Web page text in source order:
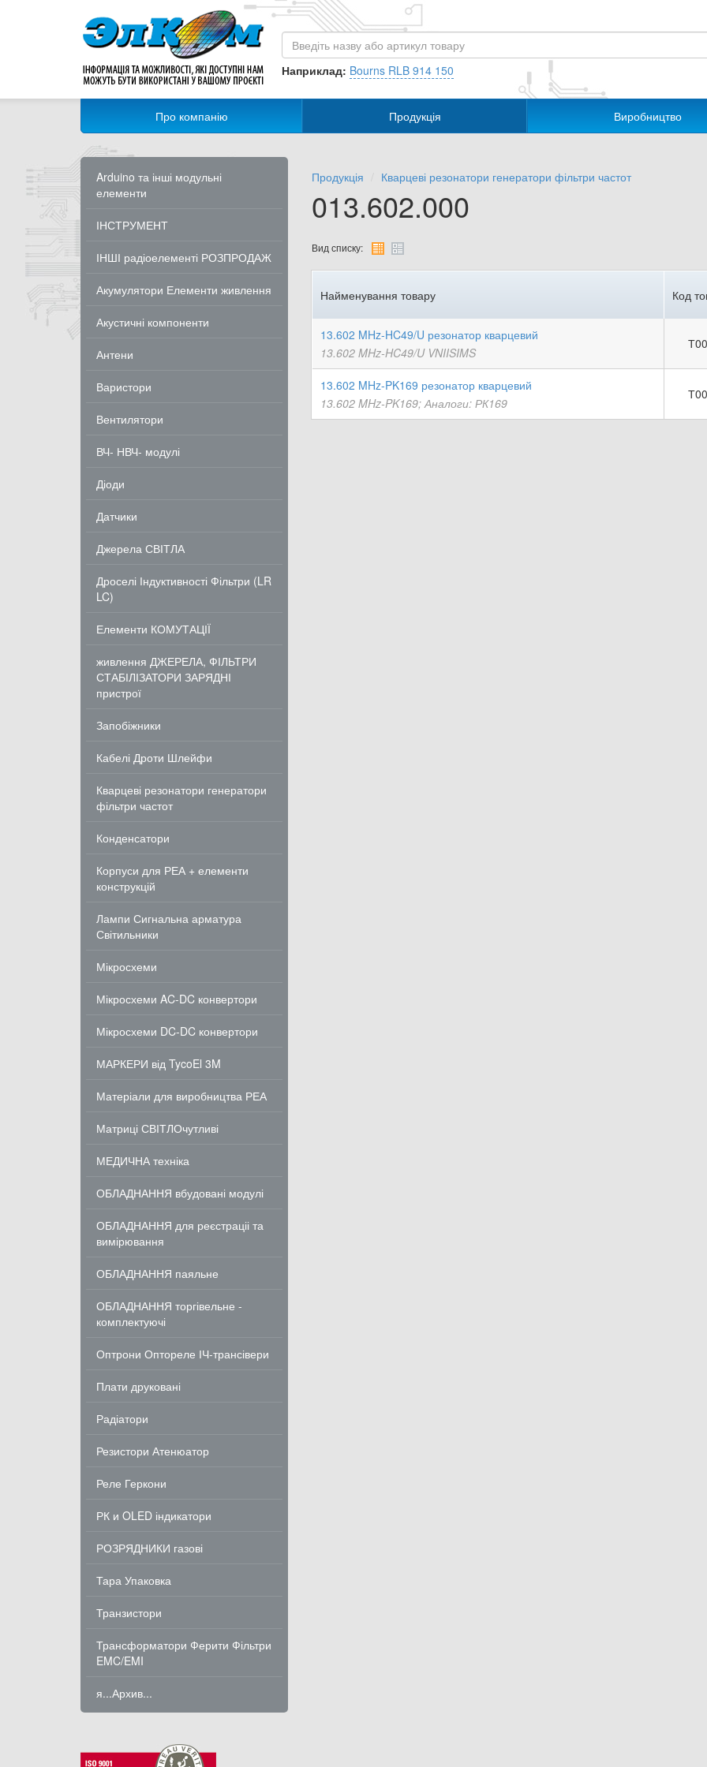
Наприклад: Bourns RLB 914 150
Про компанію Продукція Виробництво
Arduino та інші модульні
елементи
ІНСТРУМЕНТ
ІНШІ радіоелементі РОЗПРОДАЖ
Акумулятори Елементи живлення
Акустичні компоненти
Антени
Варистори
Вентилятори
ВЧ- НВЧ- модулі
Діоди
Датчики
Джерела СВІТЛА
Дроселі Індуктивності Фільтри (LR
LC)
Елементи КОМУТАЦІЇ
живлення ДЖЕРЕЛА, ФІЛЬТРИ
СТАБІЛІЗАТОРИ ЗАРЯДНІ
пристрої
Запобіжники
Кабелі Дроти Шлейфи
Кварцеві резонатори генератори
фільтри частот
Конденсатори
Корпуси для РЕА + елементи
конструкцій
Лампи Сигнальна арматура
Світильники
Мікросхеми
Мікросхеми AC-DC конвертори
Мікросхеми DC-DC конвертори
МАРКЕРИ від TycoEl 3M
Матеріали для виробництва РЕА
Матриці СВІТЛОчутливі
МЕДИЧНА техніка
ОБЛАДНАННЯ вбудовані модулі
ОБЛАДНАННЯ для реєстраціі та
вимірювання
ОБЛАДНАННЯ паяльне
ОБЛАДНАННЯ торгівельне -
комплектуючі
Оптрони Оптореле ІЧ-трансівери
Плати друковані
Радіатори
Резистори Атенюатор
Реле Геркони
РК и OLED індикатори
РОЗРЯДНИКИ газові
Тара Упаковка
Транзистори
Трансформатори Ферити Фільтри
EMC/EMI
я...Архив...
Продукція Кварцеві резонатори генератори фільтри частот
013.602.000
Вид списку:
Найменування товару Код
13.602 MHz-HC49/U резонатор кварцевий
13.602 MHz-HC49/U VNIISIMS
13.602 MHz-PK169 резонатор кварцевий
13.602 MHz-PK169; Аналоги: РК169